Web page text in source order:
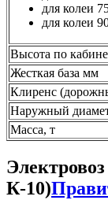
для колеи
для колеи
Высота по
Жесткая база мм
Клиренс
Наружный
Масса, т
К-10)